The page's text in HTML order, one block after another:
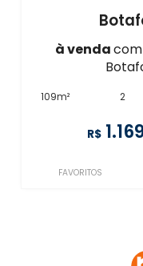
à venda
109m² 2
R$
FAVORITOS